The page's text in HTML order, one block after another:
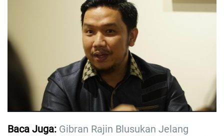
Baca Juga: Gibran Rajin Blusukan Jelang